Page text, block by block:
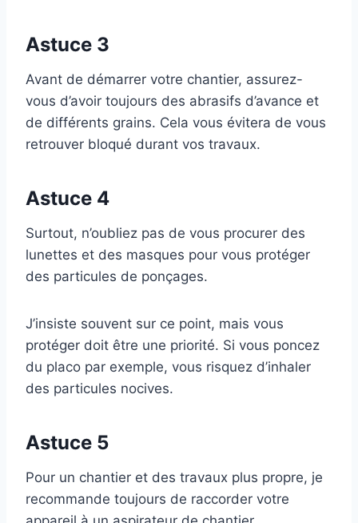
Astuce 3
Avant de démarrer votre chantier, assurez-
vous d’avoir toujours des abrasifs d’avance et
de différents grains. Cela vous évitera de vous
retrouver bloqué durant vos travaux.
Astuce 4
Surtout, n’oubliez pas de vous procurer des
lunettes et des masques pour vous protéger
des particules de ponçages.
J’insiste souvent sur ce point, mais vous
protéger doit être une priorité. Si vous poncez
du placo par exemple, vous risquez d’inhaler
des particules nocives.
Astuce 5
Pour un chantier et des travaux plus propre, je
recommande toujours de raccorder votre